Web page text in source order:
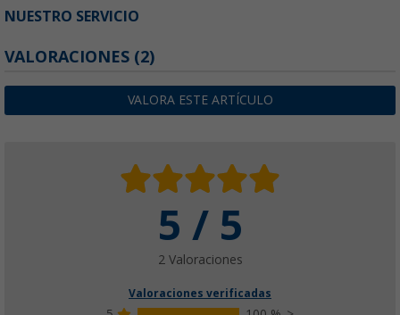
NUESTRO SERVICIO
VALORACIONES (2)
VALORA ESTE ARTÍCULO
5 / 5
2 Valoraciones
Valoraciones verificadas